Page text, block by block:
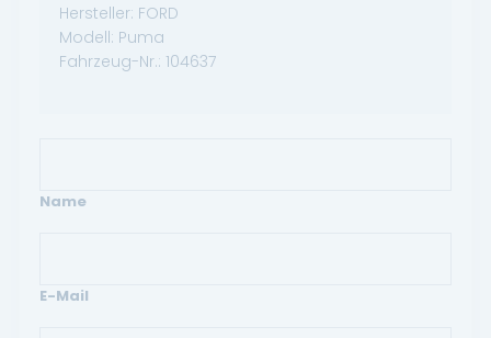
Hersteller: FORD
Modell: Puma
Fahrzeug-Nr.: 104637
Name
E-Mail